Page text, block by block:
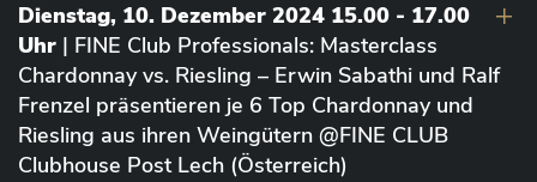
Dienstag, 10. Dezember 2024 15.00 - 17.00
Uhr | FINE Club Professionals: Masterclass
Chardonnay vs. Riesling – Erwin Sabathi und Ralf
Frenzel präsentieren je 6 Top Chardonnay und
Riesling aus ihren Weingütern @FINE CLUB
Clubhouse Post Lech (Österreich)